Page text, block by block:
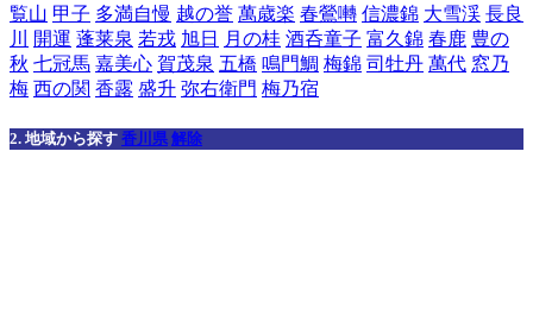
覧山 甲子 多満自慢 越の誉 萬歳楽 春鶯囀 信濃錦 大雪渓 長良
川
開運 蓬莱泉 若戎 旭日 月の桂 酒呑童子 富久錦 春鹿 豊の
秋 七冠馬 嘉美心 賀茂泉 五橋 鳴門鯛 梅錦 司牡丹 萬代 窓乃
梅 西の関 香露 盛升 弥右衛門 梅乃宿
2. 地域から探す 香川県 解除